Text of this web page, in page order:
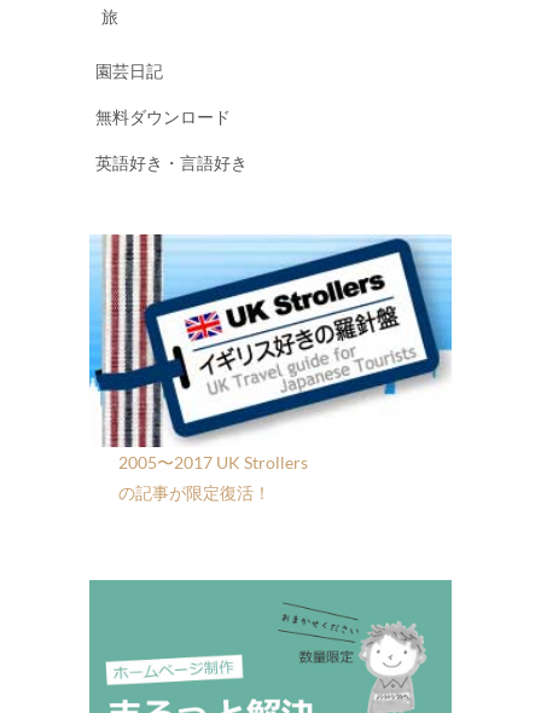
旅
園芸日記
無料ダウンロード
英語好き・言語好き
2005〜2017 UK Strollers
の記事が限定復活！